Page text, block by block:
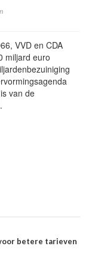
VVD en CDA
miljard euro
van de
betere tarieven